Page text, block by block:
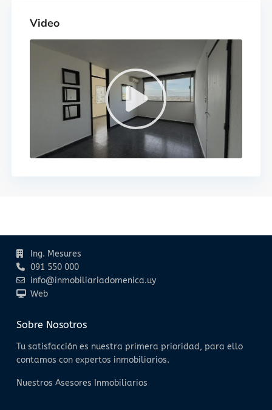
Video
Ing. Mesures
091 550 000
info@inmobiliariadomenica.uy
Web
Sobre Nosotros
Tu satisfacción es nuestra primera prioridad, para ello
contamos con expertos inmobiliarios.
Nuestros Asesores Inmobiliarios